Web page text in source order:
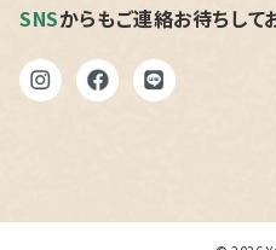
SNSからもご連絡お待ちして